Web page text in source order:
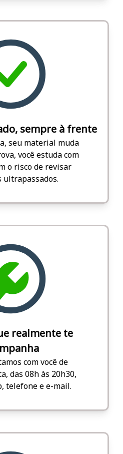
sempre à frente
seu material muda
você estuda com
o risco de revisar
ultrapassados.
realmente te
com você de
das 08h às 20h30,
telefone e e-mail.